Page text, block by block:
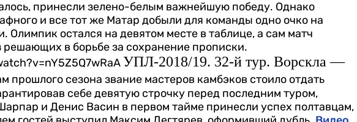
принесли зелено-белым важнейшую победу. Однако
и все тот же Матар добыли для команды одно очко на
Олимпик остался на девятом месте в таблице, а сам матч
решающих в борьбе за сохранение прописки.
УПЛ-2018/19. 32-й тур. Ворскла —
прошлого сезона звание мастеров камбэков стоило отдать
себе девятую строчку перед последним туром,
и Денис Васин в первом тайме принесли успех полтавцам,